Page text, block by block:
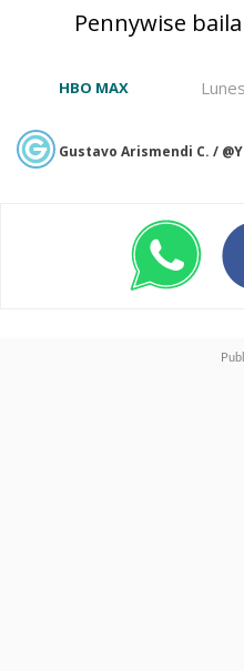
Pennywise
HBO MAX
Gustavo Arismendi C. /